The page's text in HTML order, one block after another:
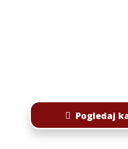
Pogledaj